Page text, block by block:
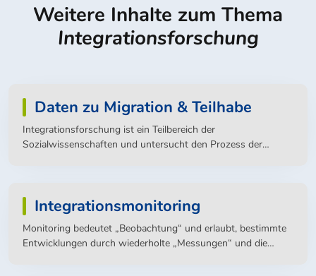
Weitere Inhalte zum Thema
Integrationsforschung
Daten zu Migration & Teilhabe
Integrationsforschung ist ein Teilbereich der
Sozialwissenschaften und untersucht den Prozess der
beschäftigt sich aber auch mit der Frage der Zugehörigkeit zu
unserer Gesellschaft.
Integrationsmonitoring
Monitoring bedeutet „Beobachtung“ und erlaubt, bestimmte
Entwicklungen durch wiederholte „Messungen“ und die